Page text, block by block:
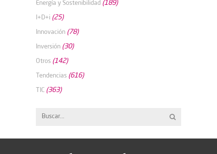
Energía y Sostenibilidad (189)
I+D+i (25)
Innovación (78)
Inversión (30)
Otros (142)
Tendencias (616)
TIC (363)